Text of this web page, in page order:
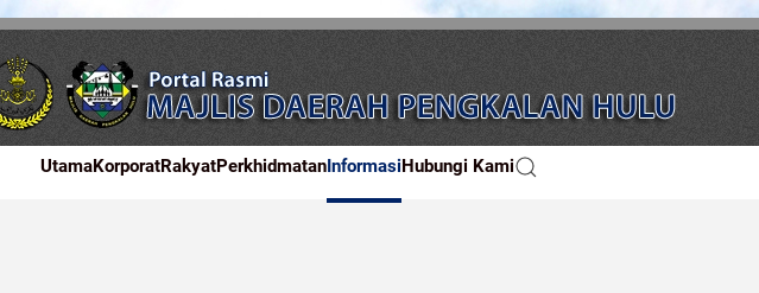
UtamaKorporatRakyatPerkhidmatanInformasiHubungi Kami